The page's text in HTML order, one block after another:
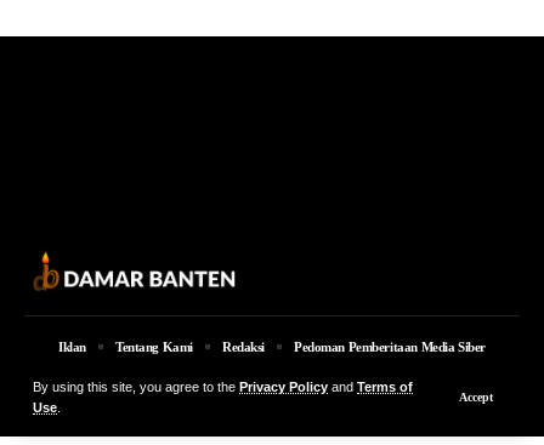
By using this site, you agree to the Privacy Policy and Terms of
Use
Accept
© 2026 Damar Banten | PT. MEDIA DAMAR BANTEN Jalan Jakarta KM 5,
Iklan Tentang Kami Redaksi Pedoman Pemberitaan Media Siber